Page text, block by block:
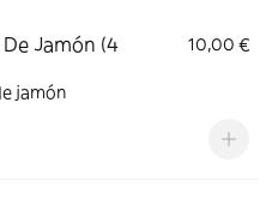
Jamón (4
10,00 €
jamón